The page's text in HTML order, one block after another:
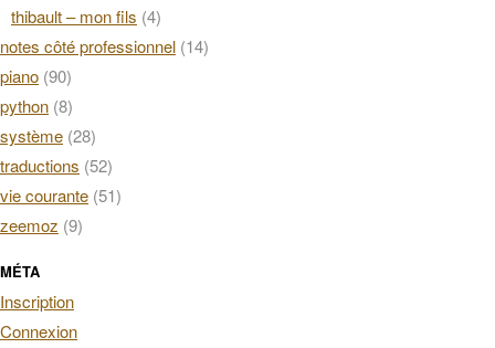
thibault – mon fils (4)
notes côté professionnel (14)
piano (90)
python (8)
système (28)
traductions (52)
vie courante (51)
zeemoz (9)
MÉTA
Inscription
Connexion